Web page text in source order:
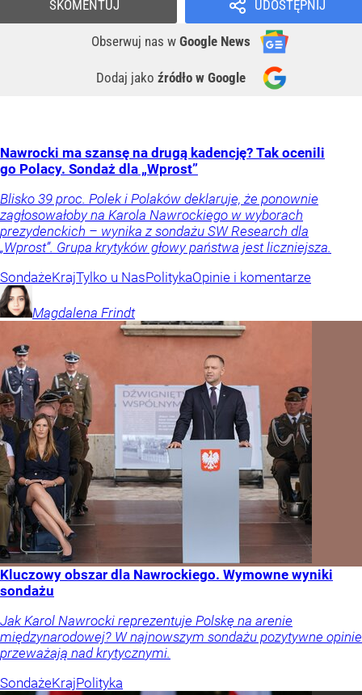
UDOSTĘPNIJ
Obserwuj nas w Google News
Dodaj jako źródło w Google
SKOMENTUJ
Nawrocki ma szansę na drugą kadencję? Tak ocenili
go Polacy. Sondaż dla „Wprost”
Blisko 39 proc. Polek i Polaków deklaruje, że ponownie
zagłosowałoby na Karola Nawrockiego w wyborach
prezydenckich – wynika z sondażu SW Research dla
„Wprost”. Grupa krytyków głowy państwa jest liczniejsza.
SondażeKrajTylko u NasPolitykaOpinie i komentarze
Magdalena Frindt
Kluczowy obszar dla Nawrockiego. Wymowne wyniki
sondażu
Jak Karol Nawrocki reprezentuje Polskę na arenie
międzynarodowej? W najnowszym sondażu pozytywne opinie
przeważają nad krytycznymi.
SondażeKrajPolityka